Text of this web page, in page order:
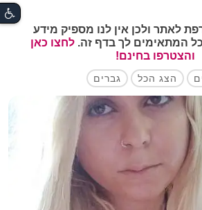
או מישהי שילוו אותנו לאורך דרכינו
לאתר ולכן אין לנו מספיק מידע
המתאימים לך בדף זה. לחצו כאן
והצטרפו בחינם!
הצג הכל גברים